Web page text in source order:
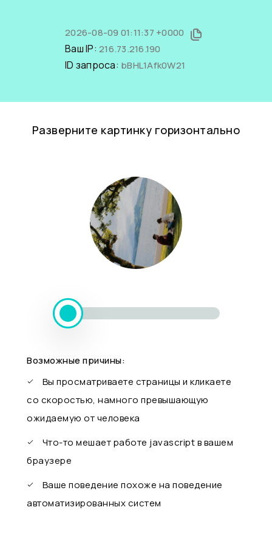
2026-08-09 01:11:37 +0000
Ваш IP: 216.73.216.190
ID запроса: bBHL1Afk0W21
Разверните картинку горизонтально
Возможные причины:
Вы просматриваете страницы и кликаете
со скоростью, намного превышающую
ожидаемую от человека
Что-то мешает работе javascript в вашем
браузере
Ваше поведение похоже на поведение
автоматизированных систем